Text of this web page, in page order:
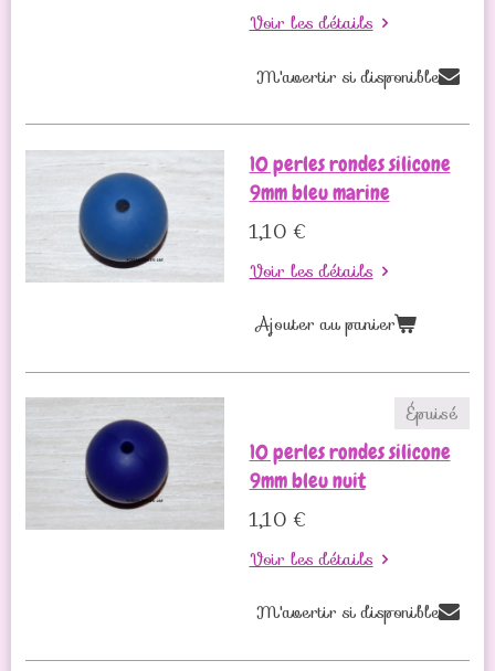
Voir les détails
M'avertir si disponible
10 perles rondes silicone
9mm bleu marine
1,10 €
Voir les détails
Ajouter au panier
Épuisé
10 perles rondes silicone
9mm bleu nuit
1,10 €
Voir les détails
M'avertir si disponible